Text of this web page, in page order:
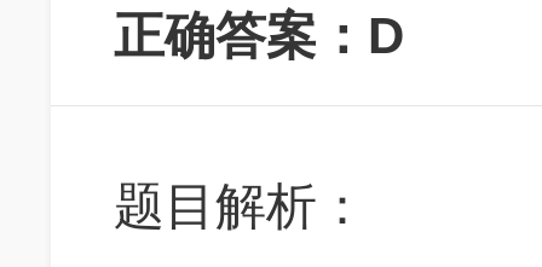
正确答案：D
题目解析：